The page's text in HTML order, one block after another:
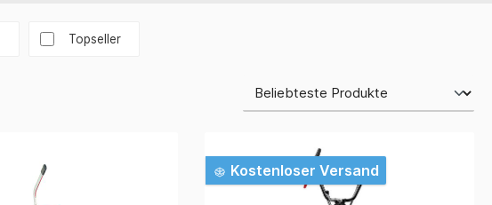
Topseller
Kostenloser Versand